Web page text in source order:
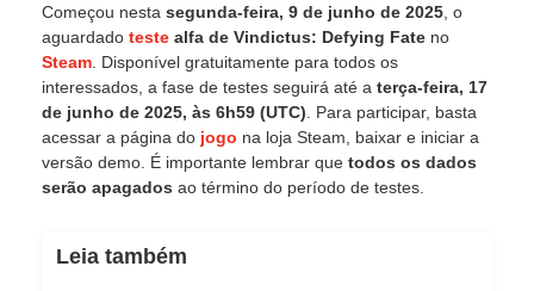
Começou nesta segunda-feira, 9 de junho de 2025 , o
aguardado teste alfa de Vindictus: Defying Fate no
Steam . Disponível gratuitamente para todos os
interessados, a fase de testes seguirá até a terça-feira, 17
de junho de 2025, às 6h59 (UTC) . Para participar, basta
acessar a página do jogo na loja Steam, baixar e iniciar a
versão demo. É importante lembrar que todos os dados
serão apagados ao término do período de testes.
Leia também